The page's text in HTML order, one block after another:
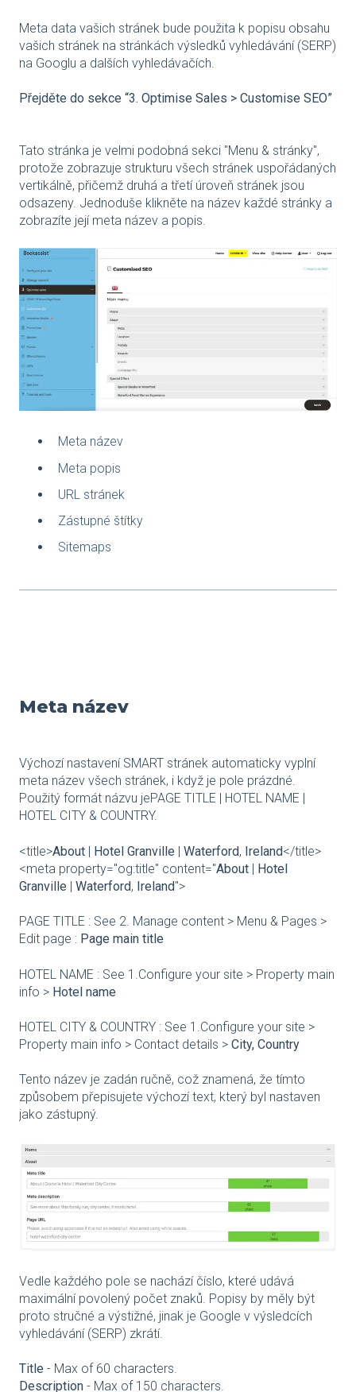
Meta data vašich stránek bude použita k popisu obsahu
vašich stránek na stránkách výsledků vyhledávání (SERP)
na Googlu a dalších vyhledávačích.
Přejděte do sekce “3. Optimise Sales > Customise SEO”
Tato stránka je velmi podobná sekci "Menu & stránky",
protože zobrazuje strukturu všech stránek uspořádaných
vertikálně, přičemž druhá a třetí úroveň stránek jsou
odsazeny. Jednoduše klikněte na název každé stránky a
zobrazíte její meta název a popis.
Meta název
Meta popis
URL stránek
Zástupné štítky
Sitemaps
Meta název
Výchozí nastavení SMART stránek automaticky vyplní
meta název všech stránek, i když je pole prázdné.
Použitý formát názvu jePAGE TITLE | HOTEL NAME |
HOTEL CITY & COUNTRY.
<title>About | Hotel Granville | Waterford, Ireland</title>
<meta property="og:title" content="About | Hotel
Granville | Waterford, Ireland">
PAGE TITLE : See 2. Manage content > Menu & Pages >
Edit page : Page main title
HOTEL NAME : See 1.Configure your site > Property main
info > Hotel name
HOTEL CITY & COUNTRY : See 1.Configure your site >
Property main info > Contact details > City, Country
Tento název je zadán ručně, což znamená, že tímto
způsobem přepisujete výchozí text, který byl nastaven
jako zástupný.
Vedle každého pole se nachází číslo, které udává
maximální povolený počet znaků. Popisy by měly být
proto stručné a výstižné, jinak je Google v výsledcích
vyhledávání (SERP) zkrátí.
Title - Max of 60 characters.
Description - Max of 150 characters.